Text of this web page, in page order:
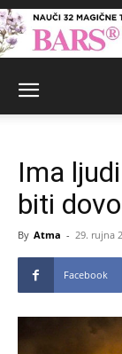
Ima
biti
By Atma - 29. rujna
Facebook